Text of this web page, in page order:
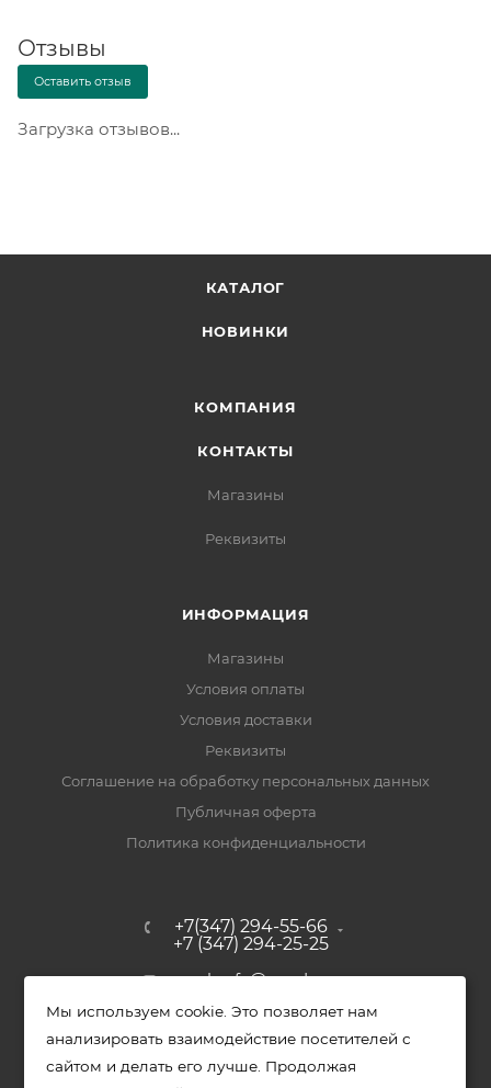
Отзывы
Оставить отзыв
Загрузка отзывов...
КАТАЛОГ
НОВИНКИ
КОМПАНИЯ
КОНТАКТЫ
Магазины
Реквизиты
ИНФОРМАЦИЯ
Магазины
Условия оплаты
Условия доставки
Реквизиты
Соглашение на обработку персональных данных
Публичная оферта
Политика конфиденциальности
+7(347) 294-55-66
+7 (347) 294-25-25
upak-ufa@yandex.ru
Уфимский район, с. Зубово, ул.
Полевая, д. 44/2, к. 2
Мы используем cookie. Это позволяет нам
анализировать взаимодействие посетителей с
сайтом и делать его лучше. Продолжая